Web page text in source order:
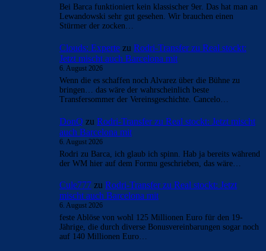
Bei Barca funktioniert kein klassischer 9er. Das hat man an
Lewandowski sehr gut gesehen. Wir brauchen einen
Stürmer der zocken…
Clouds: Experte zu Rodri-Transfer zu Real stockt:
Jetzt mischt auch Barcelona mit
6. August 2026
Wenn die es schaffen noch Alvarez über die Bühne zu
bringen… das wäre der wahrscheinlich beste
Transfersommer der Vereinsgeschichte. Cancelo…
DonQ zu Rodri-Transfer zu Real stockt: Jetzt mischt
auch Barcelona mit
6. August 2026
Rodri zu Barca, ich glaub ich spinn. Hab ja bereits während
der WM hier auf dem Formu geschrieben, das wäre…
Cule777 zu Rodri-Transfer zu Real stockt: Jetzt
mischt auch Barcelona mit
6. August 2026
feste Ablöse von wohl 125 Millionen Euro für den 19-
Jährige, die durch diverse Bonusvereinbarungen sogar noch
auf 140 Millionen Euro…